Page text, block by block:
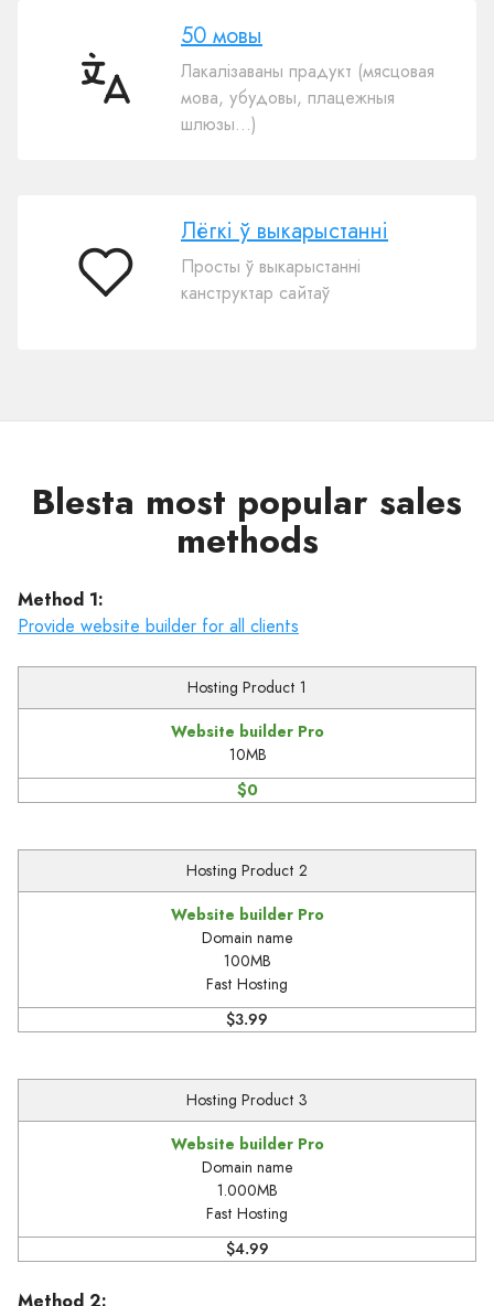
50
50 мовы
Лакалізаваны прадукт (мясцовая
мова, убудовы, плацежныя
шлюзы…)
Лёгкі
Лёгкі ў выкарыстанні
Просты ў выкарыстанні
канструктар сайтаў
Blesta most popular sales
methods
Method 1:
Provide website builder for all clients
Hosting Product 1
Website builder Pro
10MB
$0
Hosting Product 2
Website builder Pro
Domain name
100MB
Fast Hosting
$3.99
Hosting Product 3
Website builder Pro
Domain name
1.000MB
Fast Hosting
$4.99
Method 2: